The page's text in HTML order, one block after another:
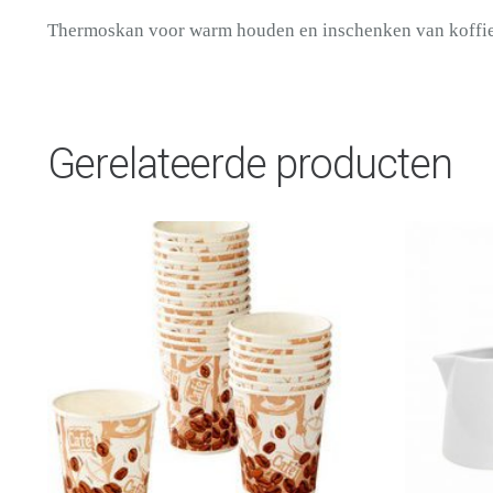
Thermoskan voor warm houden en inschenken van
Gerelateerde producten